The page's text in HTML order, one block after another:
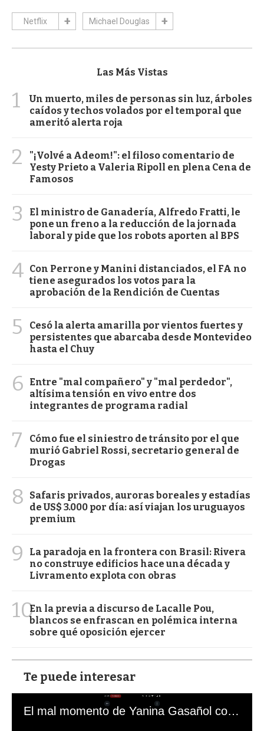
Netflix Michael Douglas
Las Más Vistas
1
Un muerto, miles de personas sin luz, árboles
caídos y techos volados por el temporal que
ameritó alerta roja
2
"¡Volvé a Adeom!": el filoso comentario de
Yesty Prieto a Valeria Ripoll en plena Cena de
Famosos
3
El ministro de Ganadería, Alfredo Fratti, le
pone un freno a la reducción de la jornada
laboral y pide que los robots aporten al BPS
4 Con Perrone y Manini distanciados, el FA no
tiene asegurados los votos para la
aprobación de la Rendición de Cuentas
5
Cesó la alerta amarilla por vientos fuertes y
persistentes que abarcaba desde Montevideo
hasta el Chuy
6
Entre "mal compañero" y "mal perdedor",
altísima tensión en vivo entre dos
integrantes de programa radial
7
Cómo fue el siniestro de tránsito por el que
murió Gabriel Rossi, secretario general de
Drogas
8
Safaris privados, auroras boreales y estadías
de US$ 3.000 por día: así viajan los uruguayos
premium
9
La paradoja en la frontera con Brasil: Rivera
no construye edificios hace una década y
Livramento explota con obras
10En la previa a discurso de Lacalle Pou,
blancos se enfrascan en polémica interna
sobre qué oposición ejercer
Te puede interesar
El mal momento de Yanina Gasañol con un hincha argentino en "Subrayado"